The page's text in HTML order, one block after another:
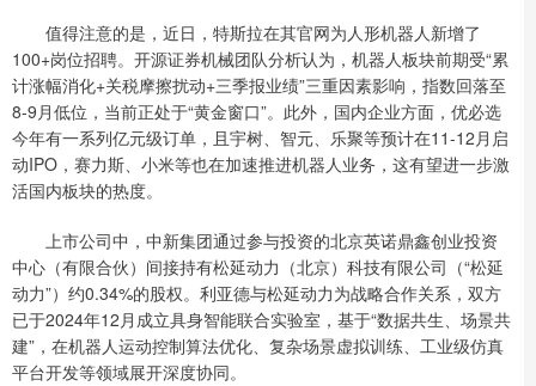
值得注意的是，近日，特斯拉在其官网为人形机器人新增了
100+岗位招聘。开源证券机械团队分析认为，机器人板块前期受“累
计涨幅消化+关税摩擦扰动+三季报业绩”三重因素影响，指数回落至
8-9月低位，当前正处于“黄金窗口”。此外，国内企业方面，优必选
今年有一系列亿元级订单，且宇树、智元、乐聚等预计在11-12月启
动IPO，赛力斯、小米等也在加速推进机器人业务，这有望进一步激
活国内板块的热度。
上市公司中，中新集团通过参与投资的北京英诺鼎鑫创业投资
中心（有限合伙）间接持有松延动力（北京）科技有限公司（“松延
动力”）约0.34%的股权。利亚德与松延动力为战略合作关系，双方
已于2024年12月成立具身智能联合实验室，基于“数据共生、场景共
建”，在机器人运动控制算法优化、复杂场景虚拟训练、工业级仿真
平台开发等领域展开深度协同。